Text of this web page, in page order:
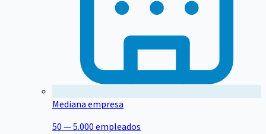
Mediana empresa
50 — 5.000 empleados